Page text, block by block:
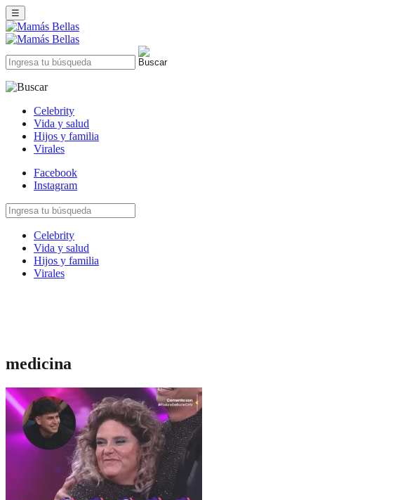
☰
Celebrity
Vida y salud
Hijos y familia
Virales
Facebook
Instagram
Celebrity
Vida y salud
Hijos y familia
Virales
medicina